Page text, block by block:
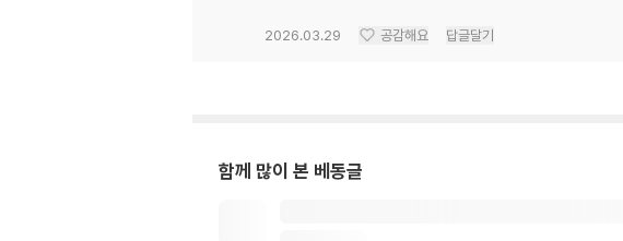
2026.03.29 공감해요 답글달기
함께 많이 본 베동글